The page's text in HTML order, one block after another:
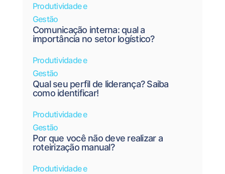
Produtividade e
Gestão
Comunicação interna: qual a
importância no setor logístico?
Produtividade e
Gestão
Qual seu perfil de liderança? Saiba
como identificar!
Produtividade e
Gestão
Por que você não deve realizar a
roteirização manual?
Produtividade e